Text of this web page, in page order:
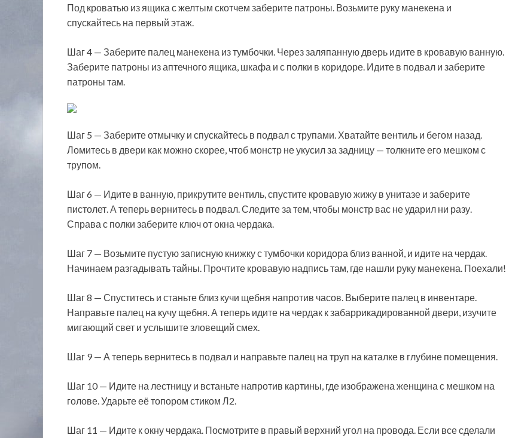
Под кроватью из ящика с желтым скотчем заберите патроны. Возьмите руку манекена и
спускайтесь на первый этаж.
Шаг 4 — Заберите палец манекена из тумбочки. Через заляпанную дверь идите в кровавую ванную.
Заберите патроны из аптечного ящика, шкафа и с полки в коридоре. Идите в подвал и заберите
патроны там.
Шаг 5 — Заберите отмычку и спускайтесь в подвал с трупами. Хватайте вентиль и бегом назад.
Ломитесь в двери как можно скорее, чтоб монстр не укусил за задницу — толкните его мешком с
трупом.
Шаг 6 — Идите в ванную, прикрутите вентиль, спустите кровавую жижу в унитазе и заберите
пистолет. А теперь вернитесь в подвал. Следите за тем, чтобы монстр вас не ударил ни разу.
Справа с полки заберите ключ от окна чердака.
Шаг 7 — Возьмите пустую записную книжку с тумбочки коридора близ ванной, и идите на чердак.
Начинаем разгадывать тайны. Прочтите кровавую надпись там, где нашли руку манекена. Поехали!
Шаг 8 — Спуститесь и станьте близ кучи щебня напротив часов. Выберите палец в инвентаре.
Направьте палец на кучу щебня. А теперь идите на чердак к забаррикадированной двери, изучите
мигающий свет и услышите зловещий смех.
Шаг 9 — А теперь вернитесь в подвал и направьте палец на труп на каталке в глубине помещения.
Шаг 10 — Идите на лестницу и встаньте напротив картины, где изображена женщина с мешком на
голове. Ударьте её топором стиком Л2.
Шаг 11 — Идите к окну чердака. Посмотрите в правый верхний угол на провода. Если все сделали